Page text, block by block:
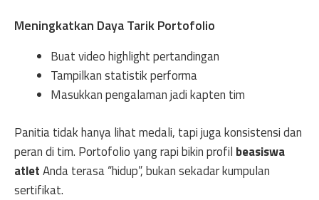
Meningkatkan Daya Tarik Portofolio
Buat video highlight pertandingan
Tampilkan statistik performa
Masukkan pengalaman jadi kapten tim
Panitia tidak hanya lihat medali, tapi juga konsistensi dan
peran di tim. Portofolio yang rapi bikin profil beasiswa
atletAnda terasa “hidup”, bukan sekadar kumpulan
sertifikat.